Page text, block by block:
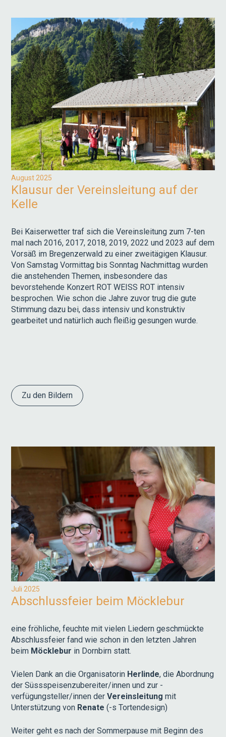
August 2025
Klausur der Vereinsleitung auf der
Kelle
Bei Kaiserwetter traf sich die Vereinsleitung zum 7-ten
mal nach 2016, 2017, 2018, 2019, 2022 und 2023 auf dem
Vorsäß im Bregenzerwald zu einer zweitägigen Klausur.
Von Samstag Vormittag bis Sonntag Nachmittag wurden
die anstehenden Themen, insbesondere das
bevorstehende Konzert ROT WEISS ROT intensiv
besprochen. Wie schon die Jahre zuvor trug die gute
Stimmung dazu bei, dass intensiv und konstruktiv
gearbeitet und natürlich auch fleißig gesungen wurde.
Zu den Bildern
Juli 2025
Abschlussfeier beim Möcklebur
eine fröhliche, feuchte mit vielen Liedern geschmückte
Abschlussfeier fand wie schon in den letzten Jahren
beim Möcklebur in Dornbirn statt.
Vielen Dank an die Organisatorin Herlinde, die Abordnung
der Süssspeisenzubereiter/innen und zur -
verfügungsteller/innen derVereinsleitung mit
Unterstützung von Renate (-s Tortendesign)
Weiter geht es nach der Sommerpause mit Beginn des